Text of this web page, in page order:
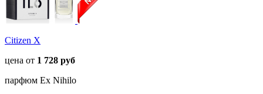
Citizen X
цена от 1 728 руб
парфюм Ex Nihilo